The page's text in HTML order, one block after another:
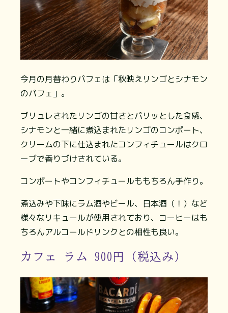
今月の月替わりパフェは「秋映えリンゴとシナモン
のパフェ」。
ブリュレされたリンゴの甘さとパリッとした食感、
シナモンと一緒に煮込まれたリンゴのコンポート、
クリームの下に仕込まれたコンフィチュールはクロ
ーブで香りづけされている。
コンポートやコンフィチュールももちろん手作り。
煮込みや下味にラム酒やビール、日本酒（！）など
様々なリキュールが使用されており、コーヒーはも
ちろんアルコールドリンクとの相性も良い。
カフェ ラム 900円（税込み）